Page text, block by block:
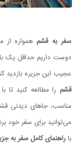
سفر به قشمهمواره از
دوست داریم حداقل یک
عجیب این جزیره بازدید
قشم را مطالعه کنید
مناسب، جاهای دیدنی
می‌توانید برای سفر خود
باراهنمای کامل سفر به